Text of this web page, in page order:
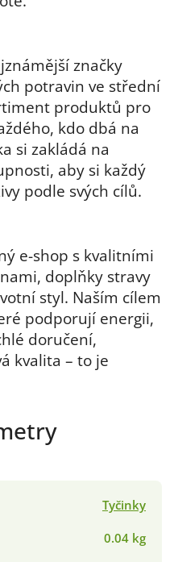
značky
potravin ve střední
produktů pro
kdo dbá na
si zakládá na
aby si každý
podle svých cílů.
e-shop s kvalitními
doplňky stravy
styl. Naším cílem
podporují energii,
doručení,
kvalita – to je
Tyčinky
0.04 kg